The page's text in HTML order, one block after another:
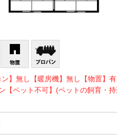
ン】無し【暖房機】無し【物置】
【ペット不可】(ペットの飼育・